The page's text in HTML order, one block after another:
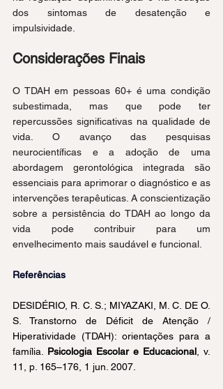
dos sintomas de desatenção e
impulsividade.
Considerações Finais
O TDAH em pessoas 60+ é uma condição
subestimada, mas que pode ter
repercussões significativas na qualidade de
vida. O avanço das pesquisas
neurocientíficas e a adoção de uma
abordagem gerontológica integrada são
essenciais para aprimorar o diagnóstico e as
intervenções terapêuticas. A conscientização
sobre a persistência do TDAH ao longo da
vida pode contribuir para um
envelhecimento mais saudável e funcional.
Referências
DESIDÉRIO, R. C. S.; MIYAZAKI, M. C. DE O.
S. Transtorno de Déficit de Atenção /
Hiperatividade (TDAH): orientações para a
família. Psicologia Escolar e Educacional, v.
11, p. 165–176, 1 jun. 2007.